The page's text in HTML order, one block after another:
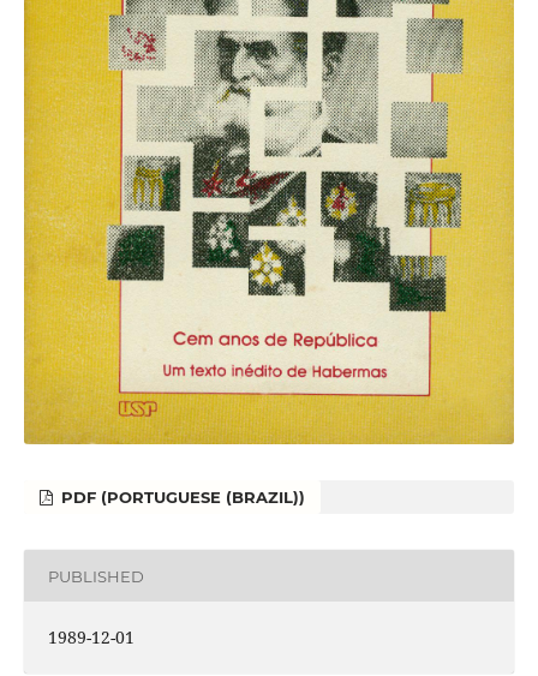
PDF (PORTUGUESE (BRAZIL))
PUBLISHED
1989-12-01